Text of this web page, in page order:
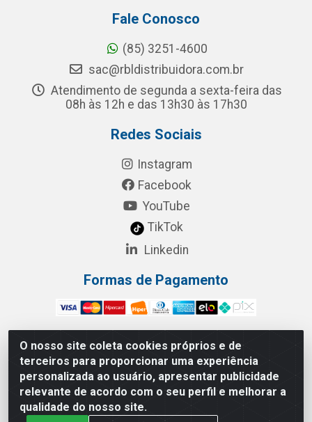
O nosso site coleta cookies próprios e de
terceiros para proporcionar uma experiência
personalizada ao usuário, apresentar publicidade
relevante de acordo com o seu perfil e melhorar a
qualidade do nosso site.
Fale Conosco
(85) 3251-4600
sac@rbldistribuidora.com.br
Atendimento de segunda a sexta-feira das
08h às 12h e das 13h30 às 17h30
Redes Sociais
Instagram
Facebook
YouTube
TikTok
Linkedin
Formas de Pagamento
RBL Distribuidora Distribuidora Gomes LTDA - Rua
Maximiano Barreto, 940 - Barroso, Fortaleza/CE - CEP:
60863-260 - CNPJ 05.461.276/0001-90